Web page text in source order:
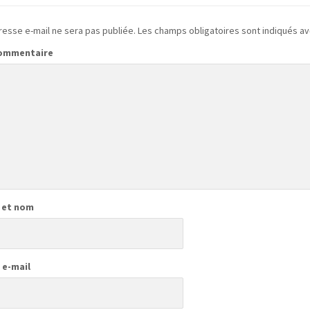
e-mail ne sera pas publiée. Les champs obligatoires sont indiqués
nom
e-mail